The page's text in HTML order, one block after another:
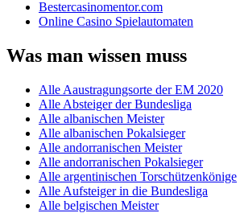
Bestercasinomentor.com
Online Casino Spielautomaten
Was man wissen muss
Alle Aaustragungsorte der EM 2020
Alle Absteiger der Bundesliga
Alle albanischen Meister
Alle albanischen Pokalsieger
Alle andorranischen Meister
Alle andorranischen Pokalsieger
Alle argentinischen Torschützenkönige
Alle Aufsteiger in die Bundesliga
Alle belgischen Meister